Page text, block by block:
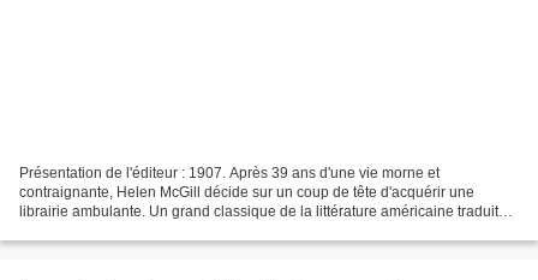
Présentation de l'éditeur : 1907. Après 39 ans d'une vie morne et
contraignante, Helen McGill décide sur un coup de tête d'acquérir une
librairie ambulante. Un grand classique de la littérature américaine traduit